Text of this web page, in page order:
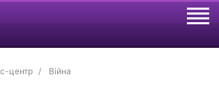
центр Війна